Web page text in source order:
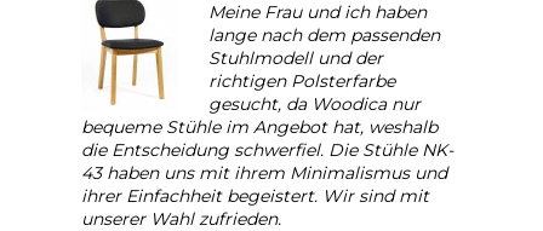
Meine Frau und ich haben
lange nach dem passenden
Stuhlmodell und der
richtigen Polsterfarbe
gesucht, da Woodica nur
bequeme Stühle im Angebot hat, weshalb
die Entscheidung schwerfiel. Die Stühle NK-
43 haben uns mit ihrem Minimalismus und
ihrer Einfachheit begeistert. Wir sind mit
unserer Wahl zufrieden.